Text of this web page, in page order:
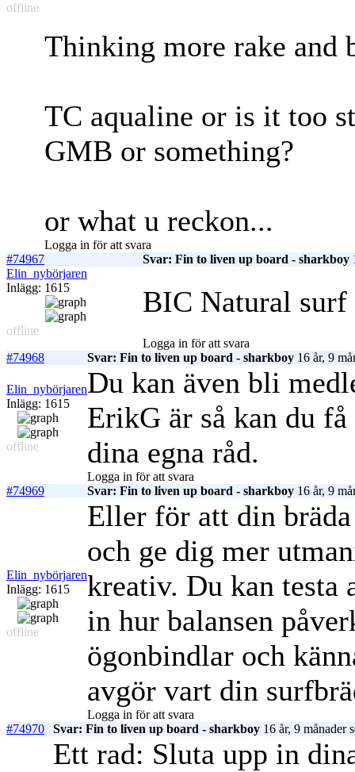
offline
Thinking more rake and
TC aqualine or is it too
GMB or something?
or what u reckon...
Logga in för att svara
#74967
Svar: Fin to liven up board - sharkboy
Elin_nybörjaren
Inlägg: 1615
offline
BIC Natural surf
Logga in för att svara
#74968
Svar: Fin to liven up board - sharkboy 16 år, 9
Elin_nybörjaren
Inlägg: 1615
offline
Du kan även bli
ErikG är så kan du
dina egna råd.
Logga in för att svara
#74969
Svar: Fin to liven up board - sharkboy 16 år, 9
Elin_nybörjaren
Inlägg: 1615
offline
Eller för att din
och ge dig mer
kreativ. Du kan testa
in hur balansen
ögonbindlar och
avgör vart din
Logga in för att svara
#74970
Svar: Fin to liven up board - sharkboy 16 år, 9 månader
Ett rad: Sluta upp in